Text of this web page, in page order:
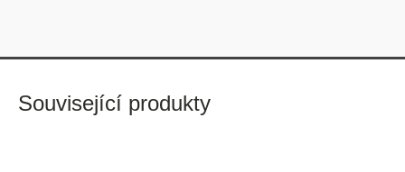
Související produkty